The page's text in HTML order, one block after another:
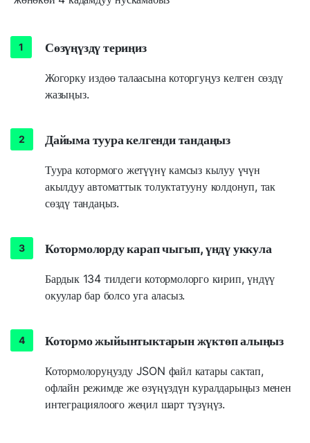
Сөзүңүздү териңиз
Жогорку издөө талаасына которгуңуз келген сөздү
жазыңыз.
Дайыма туура келгенди тандаңыз
Туура котормого жетүүнү камсыз кылуу үчүн
акылдуу автоматтык толуктатууну колдонуп, так
сөздү тандаңыз.
Котормолорду карап чыгып, үндү уккула
Бардык 134 тилдеги котормолорго кирип, үндүү
окуулар бар болсо уга аласыз.
Котормо жыйынтыктарын жүктөп алыңыз
Котормолоруңузду JSON файл катары сактап,
офлайн режимде же өзүңүздүн куралдарыңыз менен
интеграциялоого жеңил шарт түзүңүз.